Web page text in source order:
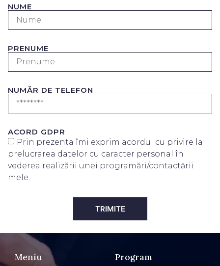
NUME
PRENUME
NUMĂR DE TELEFON
ACORD GDPR
Prin prezenta îmi exprim acordul cu privire la
prelucrarea datelor cu caracter personal în
vederea realizării unei programări/contactării
mele.
TRIMITE
Meniu Program